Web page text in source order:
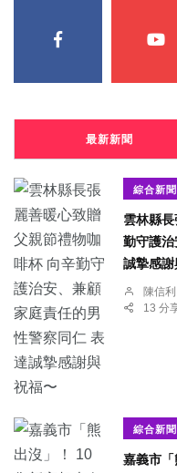
最新新聞
綜合新聞
雲林縣
勤守護
誠摯感
陳信利
13 分
綜合新聞
嘉義市